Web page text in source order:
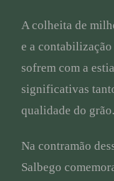
A colheita de
e a contabilização
sofrem com a
significativas
qualidade do grão.
Na contramão
Salbego